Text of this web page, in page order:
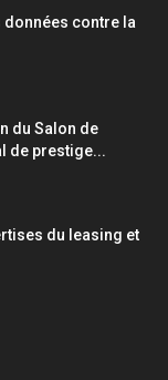
données contre la
du Salon de
de prestige...
du leasing et